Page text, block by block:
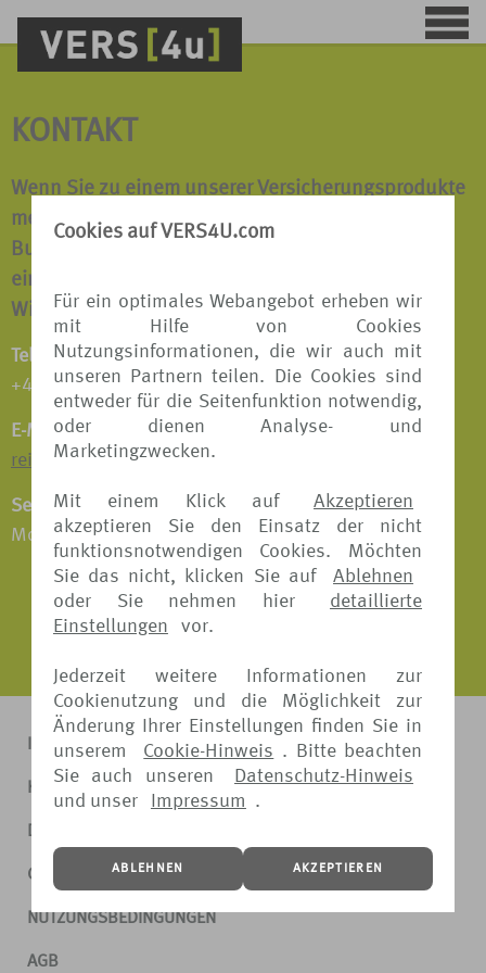
Cookies auf VERS4U.com
Für ein optimales Webangebot erheben wir
mit Hilfe von Cookies
Nutzungsinformationen, die wir auch mit
unseren Partnern teilen. Die Cookies sind
entweder für die Seitenfunktion notwendig,
oder dienen Analyse- und
Marketingzwecken.
Mit einem Klick auf
Akzeptieren
akzeptieren Sie den Einsatz der nicht
funktionsnotwendigen Cookies. Möchten
Sie das nicht, klicken Sie auf
Ablehnen
oder Sie nehmen hier
detaillierte
Einstellungen
vor.
Jederzeit weitere Informationen zur
Cookienutzung und die Möglichkeit zur
Änderung Ihrer Einstellungen finden Sie in
unserem
Cookie-Hinweis . Bitte beachten
Sie auch unseren
Datenschutz-Hinweis
und unser
Impressum .
ABLEHNEN AKZEPTIEREN
KONTAKT
Wenn Sie zu einem unserer Versicherungsprodukte
mehr erfahren möchten oder wir Ihnen bei einer
Buchung behilflich sein dürfen, sprechen Sie uns
einfach an.
Wir beraten Sie gerne!
Telefon:
+49 511 8798 9809
E-Mail:
reiseversicherungen@tui.de
Servicezeiten:
Montag - Freitag: 09:00 - 16:00 Uhr
IMPRESSUM
KONTAKT
DATENSCHUTZ
COOKIE-HINWEIS
NUTZUNGSBEDINGUNGEN
AGB